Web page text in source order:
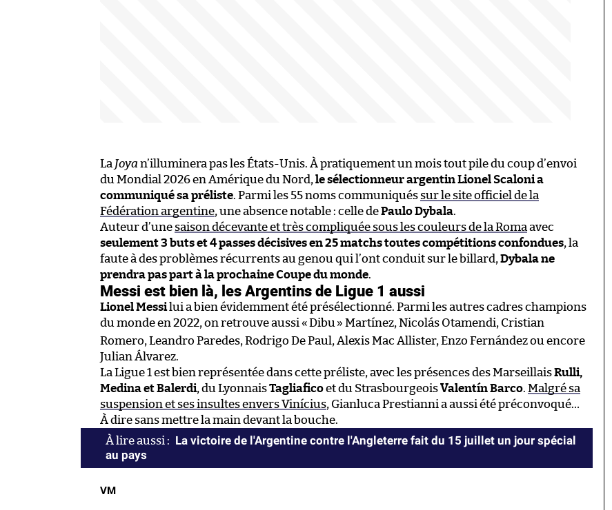
La Joya n’illuminera pas les États-Unis. À pratiquement un mois tout pile du coup d’envoi
du Mondial 2026 en Amérique du Nord, le sélectionneur argentin Lionel Scaloni a
communiqué sa préliste. Parmi les 55 noms communiqués sur le site officiel de la
Fédération argentine, une absence notable : celle dePaulo Dybala.
Auteur d’une saison décevante et très compliquée sous les couleurs de la Roma avec
seulement 3 buts et 4 passes décisives en 25 matchs toutes compétitions confondues, la
faute à des problèmes récurrents au genou qui l’ont conduit sur le billard, Dybala ne
prendra pas part à la prochaine Coupe du monde.
Messi est bien là, les Argentins de Ligue 1 aussi
Lionel Messilui a bien évidemment été présélectionné. Parmi les autres cadres champions
du monde en 2022, on retrouve aussi «Dibu » Martínez, Nicolás Otamendi, Cristian
Romero, Leandro Paredes, Rodrigo De Paul, Alexis Mac Allister, Enzo Fernández ou encore
Julian Álvarez.
La Ligue 1 est bien représentée dans cette préliste, avec les présences des MarseillaisRulli,
Medina et Balerdi, du LyonnaisTagliaficoet du StrasbourgeoisValentín Barco. Malgré sa
suspension et ses insultes envers Vinícius, Gianluca Prestianni a aussi été préconvoqué…
À dire sans mettre la main devant la bouche.
La victoire de l'Argentine contre l'Angleterre fait du 15 juillet un jour spécial
au pays
VM